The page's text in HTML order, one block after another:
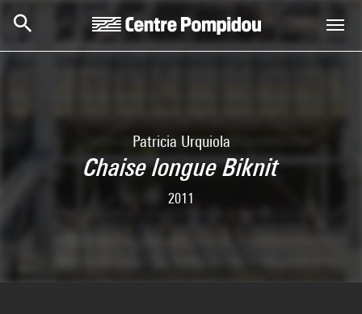
Patricia Urquiola
Chaise longue Biknit
2011